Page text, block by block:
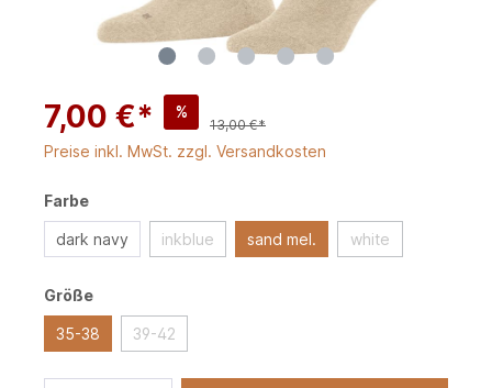
7,00 €* %
13,00 €*
Preise inkl. MwSt. zzgl. Versandkosten
Farbe
dark navy inkblue sand mel. white
Größe
35-38 39-42